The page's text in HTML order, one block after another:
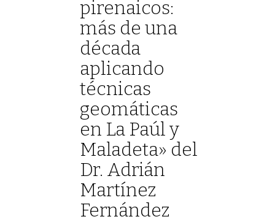
pirenaicos:
más de una
década
aplicando
técnicas
geomáticas
en La Paúl y
Maladeta» del
Dr. Adrián
Martínez
Fernández